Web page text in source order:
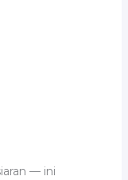
— ini